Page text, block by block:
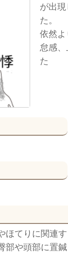
が出
た。
依然
怠感
た
てりに関連
部や頭部に置